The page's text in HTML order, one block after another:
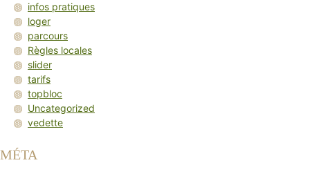
infos pratiques
loger
parcours
Règles locales
slider
tarifs
topbloc
Uncategorized
vedette
MÉTA